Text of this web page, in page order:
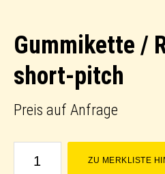
Gummikette /
short-pitch
Preis auf Anfrage
Gummikette
ZU MERKLISTE